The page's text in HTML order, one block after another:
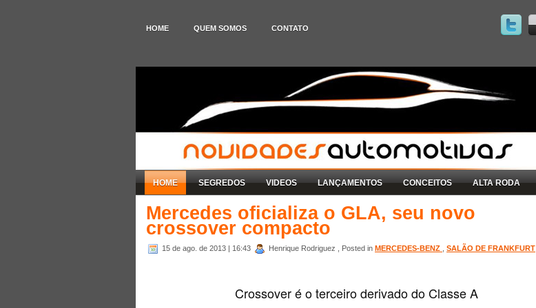
HOME QUEM SOMOS CONTATO
HOME SEGREDOS VIDEOS LANÇAMENTOS CONCEITOS ALTA RODA
Mercedes oficializa o GLA, seu novo
crossover compacto
15 de ago. de 2013 | 16:43 Henrique Rodriguez , Posted in MERCEDES-BENZ SALÃO DE FRANKFURT
Crossover é o terceiro derivado do Classe A